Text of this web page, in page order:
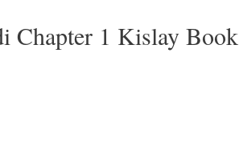
Chapter 1 Kislay Book